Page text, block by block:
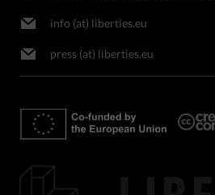
info (at) liberties.eu
press (at) liberties.eu